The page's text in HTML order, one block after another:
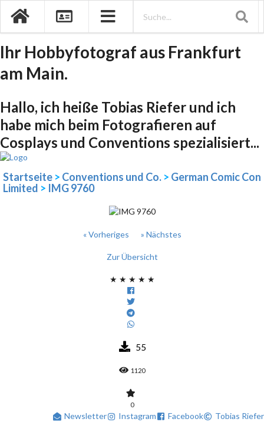
Ihr Hobbyfotograf aus Frankfurt
am Main.
Hallo, ich heiße Tobias Riefer und ich
habe mich beim Fotografieren auf
Cosplays und Conventions spezialisiert...
Startseite > Conventions und Co. > German Comic Con
Limited > IMG 9760
« Vorheriges » Nächstes
Zur Übersicht
★ ★ ★ ★ ★
55
1120
0
Newsletter Instagram Facebook Tobias Riefer